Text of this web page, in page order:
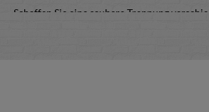
Schaffen Sie eine saubere Trennung